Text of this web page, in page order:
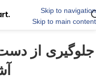
Skip to navigation
Skip to main content
جلوگیری از